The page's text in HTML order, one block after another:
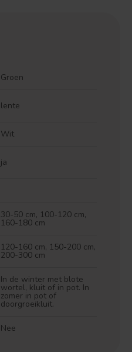
Groen
lente
Wit
ja
30-50 cm, 100-120 cm,
160-180 cm
120-160 cm, 150-200 cm,
200-300 cm
In de winter met blote
wortel, kluit of in pot. In
zomer in pot of
doorgroeikluit.
Nee